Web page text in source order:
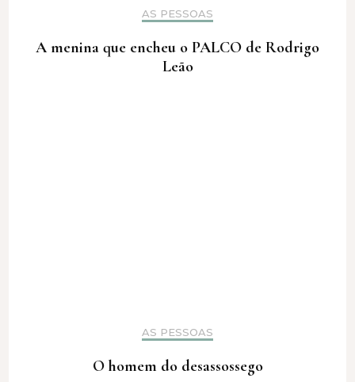
AS PESSOAS
A menina que encheu o PALCO de Rodrigo
Leão
AS PESSOAS
O homem do desassossego